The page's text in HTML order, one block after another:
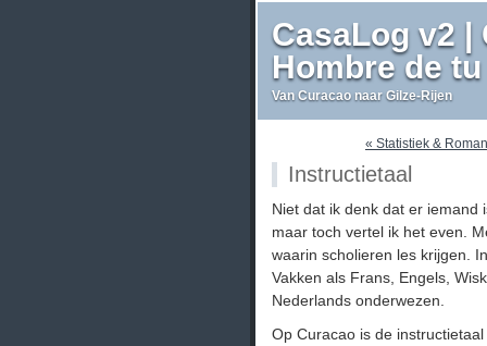
CasaLog v2 |
Hombre de tu
Van Curacao naar Gilze-Rijen
« Statistiek &
Instructietaal
Niet dat ik denk dat er
maar toch vertel ik het even.
waarin scholieren les krijgen.
Vakken als Frans, Engels,
Nederlands onderwezen.
Op Curacao is de